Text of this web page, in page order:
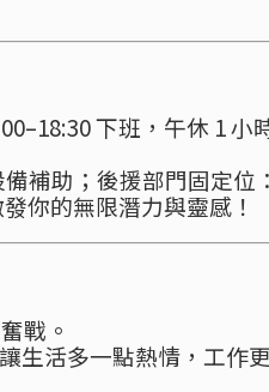
下班，午休 1 小
補助；後援部門固定位：
你的無限潛力與靈感！
戰。
生活多一點熱情，工作